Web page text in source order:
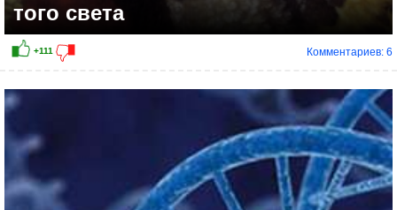
того света
Комментариев: 6